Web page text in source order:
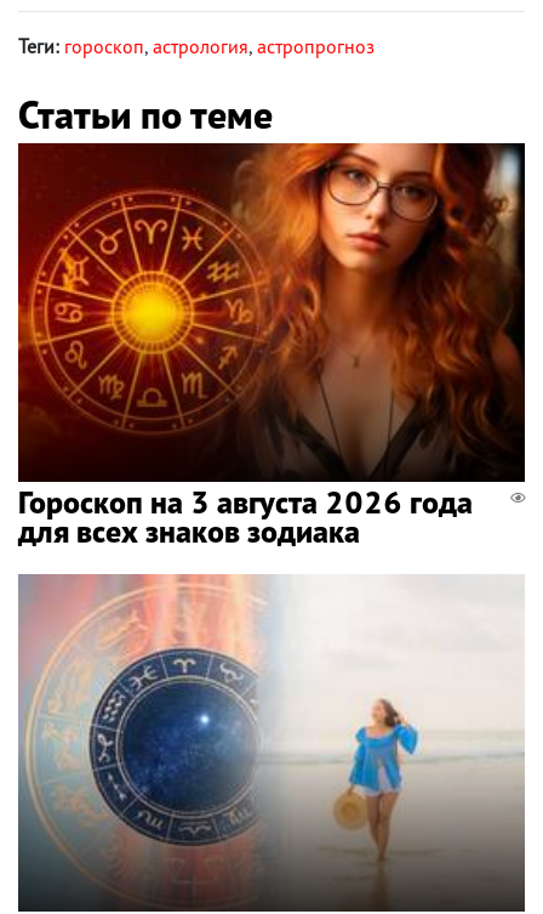
Теги: гороскоп, астрология, астропрогноз
Статьи по теме
Гороскоп на 3 августа 2026 года
для всех знаков зодиака